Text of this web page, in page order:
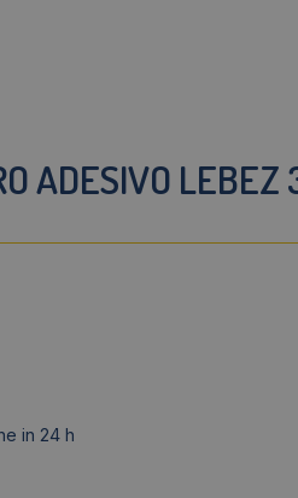
ADESIVO
in 24 h